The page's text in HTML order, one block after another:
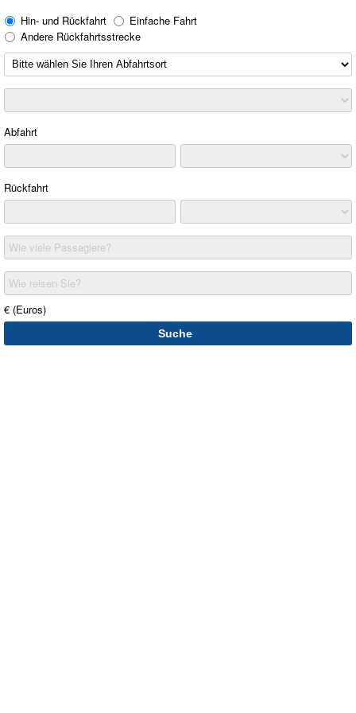
Hin- und Rückfahrt
Einfache Fahrt
Andere Rückfahrtsstrecke
Abfahrt
Rückfahrt
Wie viele Passagiere?
Wie reisen Sie?
€ (Euros)
Suche